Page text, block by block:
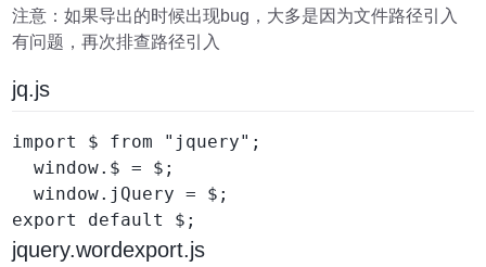
注意：如果导出的时候出现bug，大多是因为文件路径引入
有问题，再次排查路径引入
jq.js
import $ from "jquery";
  window.$ = $;
  window.jQuery = $;
jquery.wordexport.js